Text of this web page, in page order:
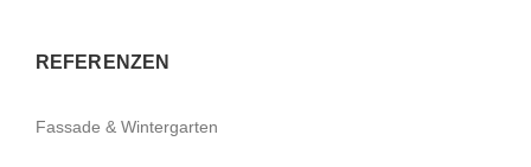
REFERENZEN
Fassade & Wintergarten